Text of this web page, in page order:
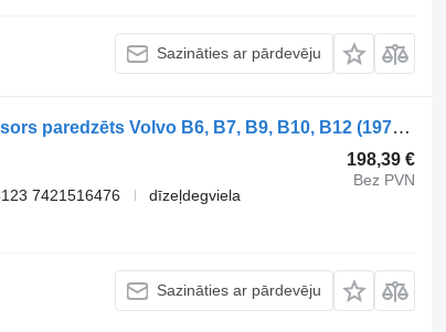
Sazināties ar pārdevēju
WABCO 9125120150 pneimatiskais kompresors paredzēts Volvo B6, B7, B9, B10, B12 (1978-2011) autobusa
198,39 €
Bez PVN
7421516476
dīzeļdegviela
Sazināties ar pārdevēju